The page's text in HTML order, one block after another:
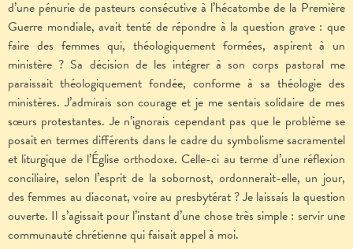
d’une pénurie de pasteurs consécutive à l’hécatombe de la Première
Guerre mondiale, avait tenté de répondre à la question grave : que
faire des femmes qui, théologiquement formées, aspirent à un
ministère ? Sa décision de les intégrer à son corps pastoral me
paraissait théologiquement fondée, conforme à sa théologie des
ministères. J’admirais son courage et je me sentais solidaire de mes
sœurs protestantes. Je n’ignorais cependant pas que le problème se
posait en termes différents dans le cadre du symbolisme sacramentel
et liturgique de l’Église orthodoxe. Celle-ci au terme d’une réflexion
conciliaire, selon l’esprit de la sobornost, ordonnerait-elle, un jour,
des femmes au diaconat, voire au presbytérat ? Je laissais la question
ouverte. Il s’agissait pour l’instant d’une chose très simple : servir une
communauté chrétienne qui faisait appel à moi.